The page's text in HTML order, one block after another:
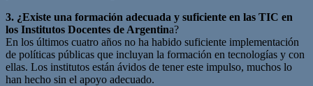
3. ¿Existe una formación adecuada y suficiente en las TIC en
los Institutos Docentes de Argentina?
En los últimos cuatro años no ha habido suficiente implementación
de políticas públicas que incluyan la formación en tecnologías y con
ellas. Los institutos están ávidos de tener este impulso, muchos lo
han hecho sin el apoyo adecuado.